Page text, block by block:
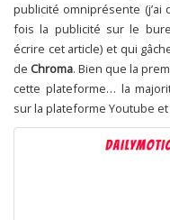
publicité omniprésente
fois la publicité sur le
écrire cet article) et qui
de Chroma. Bien que la
cette plateforme… la
sur la plateforme Youtube